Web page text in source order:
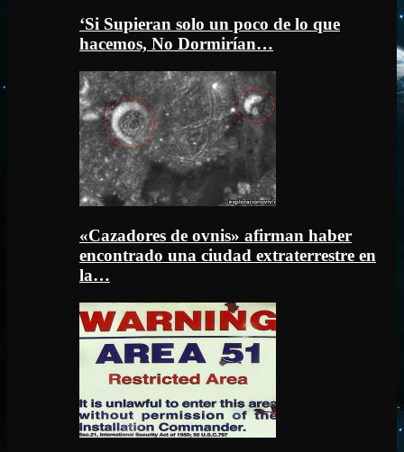
‘Si Supieran solo un poco de lo que
hacemos, No Dormirían…
«Cazadores de ovnis» afirman haber
encontrado una ciudad extraterrestre en
la…